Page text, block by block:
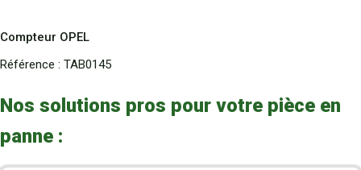
Compteur OPEL
Référence : TAB0145
Nos solutions pros pour votre pièce en
panne :